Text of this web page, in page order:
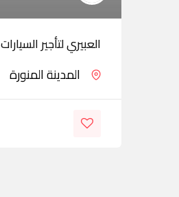
العبيري لتأجير السيارات
المدينة المنورة